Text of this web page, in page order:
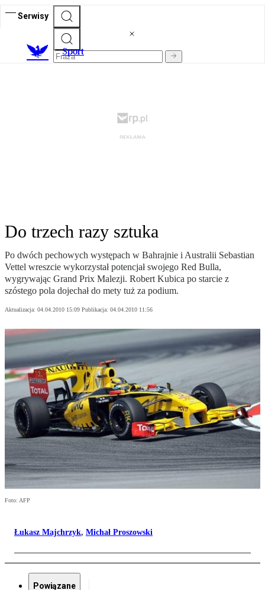
Serwisy
Sport
Do trzech razy sztuka
Po dwóch pechowych występach w Bahrajnie i Australii Sebastian
Vettel wreszcie wykorzystał potencjał swojego Red Bulla,
wygrywając Grand Prix Malezji. Robert Kubica po starcie z
szóstego pola dojechał do mety tuż za podium.
Aktualizacja: 04.04.2010 15:09 Publikacja: 04.04.2010 11:56
Foto: AFP
Łukasz Majchrzyk, Michał Proszowski
Powiązane